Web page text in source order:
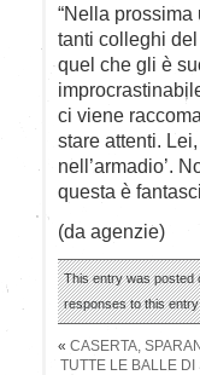
“Nella
tanti colleghi
quel che gli è
ci viene
stare attenti.
nell’armadio’.
questa è
(da agenzie)
This entry was posted
responses to this
« CASERTA,
TUTTE LE BALLE DI